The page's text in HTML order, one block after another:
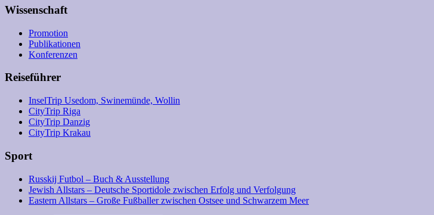
Wissenschaft
Promotion
Publikationen
Konferenzen
Reiseführer
InselTrip Usedom, Swinemünde, Wollin
CityTrip Riga
CityTrip Danzig
CityTrip Krakau
Sport
Russkij Futbol – Buch & Ausstellung
Jewish Allstars – Deutsche Sportidole zwischen Erfolg und Verfolgung
Eastern Allstars – Große Fußballer zwischen Ostsee und Schwarzem Meer